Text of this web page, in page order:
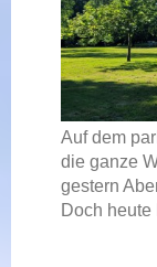
Auf dem
die ganze
gestern
Doch heute